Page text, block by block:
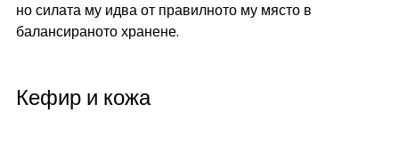
но силата му идва от правилното му място в
балансираното хранене.
Кефир и кожа